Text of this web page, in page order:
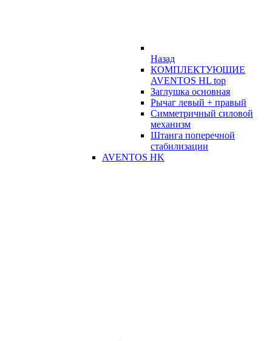
Назад
КОМПЛЕКТУЮЩИЕ
AVENTOS HL top
Заглушка основная
Рычаг левый + правый
Симметричный силовой
механизм
Штанга поперечной
стабилизации
AVENTOS HK